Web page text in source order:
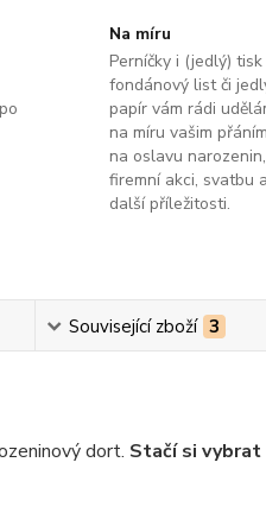
Na míru
Perníčky i (jedlý) tisk
fondánový list či
papír vám rádi
na míru vašim
na oslavu narozenin,
firemní akci, svatbu a
další příležitosti.
Související zboží 3
dort. Stačí si